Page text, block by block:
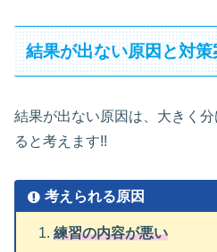
結果が出ない原因と対策
結果が出ない原因は、大きく
ると考えます!!
考えられる原因
練習の内容が悪い